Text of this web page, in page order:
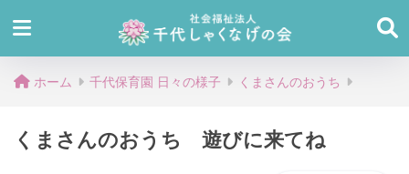
ホーム 千代保育園 日々の様子 くまさんのおうち
くまさんのおうち 遊びに来てね